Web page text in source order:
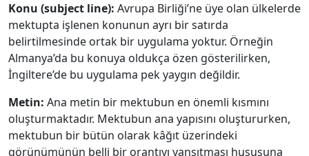
Konu (subject line): Avrupa Birliği’ne üye olan ülkelerde
mektupta işlenen konunun ayrı bir satırda
belirtilmesinde ortak bir uygulama yoktur. Örneğin
Almanya’da bu konuya oldukça özen gösterilirken,
İngiltere’de bu uygulama pek yaygın değildir.
Metin: Ana metin bir mektubun en önemli kısmını
oluşturmaktadır. Mektubun ana yapısını oluştururken,
mektubun bir bütün olarak kâğıt üzerindeki
görünümünün belli bir orantıyı yansıtması hususuna